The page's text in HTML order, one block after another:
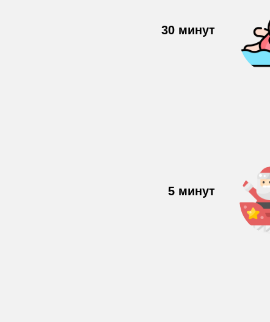
30 минут
5 минут